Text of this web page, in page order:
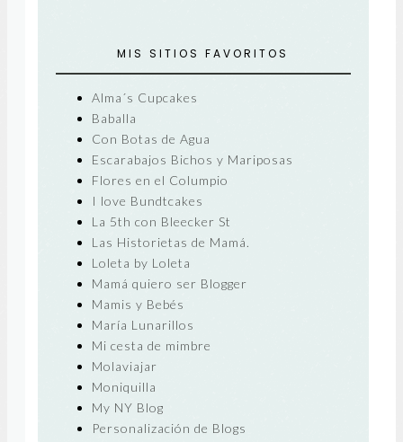
MIS SITIOS FAVORITOS
Alma´s Cupcakes
Baballa
Con Botas de Agua
Escarabajos Bichos y Mariposas
Flores en el Columpio
I love Bundtcakes
La 5th con Bleecker St
Las Historietas de Mamá.
Loleta by Loleta
Mamá quiero ser Blogger
Mamis y Bebés
María Lunarillos
Mi cesta de mimbre
Molaviajar
Moniquilla
My NY Blog
Personalización de Blogs